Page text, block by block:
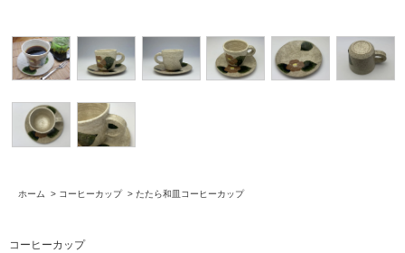
ホーム > コーヒーカップ > たたら和皿コーヒーカップ
コーヒーカップ